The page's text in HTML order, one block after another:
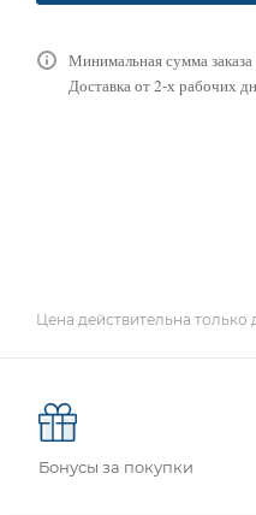
Минимальная сумма
Доставка от 2-х рабочих
Цена действительна только
Бонусы за покупки